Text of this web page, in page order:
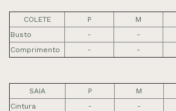
COLETE P M
Busto
- -
Comprimento
- -
SAIA P M
Cintura
- -